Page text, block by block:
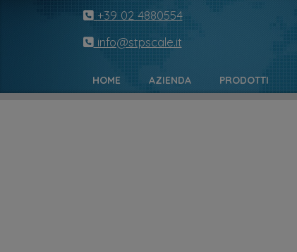
+39 02 4880554
info@stpscale.it
HOME AZIENDA PRODOTTI